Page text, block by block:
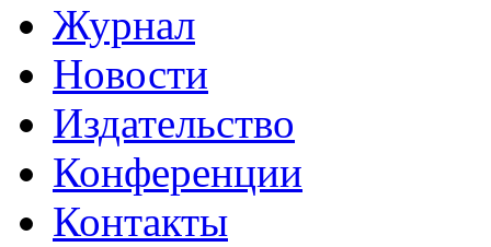
Журнал
Новости
Издательство
Конференции
Контакты